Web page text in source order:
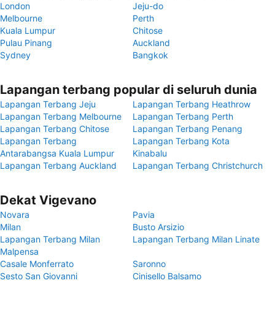
London
Jeju-do
Melbourne
Perth
Kuala Lumpur
Chitose
Pulau Pinang
Auckland
Sydney
Bangkok
Lapangan terbang popular di seluruh dunia
Lapangan Terbang Jeju
Lapangan Terbang Heathrow
Lapangan Terbang Melbourne
Lapangan Terbang Perth
Lapangan Terbang Chitose
Lapangan Terbang Penang
Lapangan Terbang
Antarabangsa Kuala Lumpur
Lapangan Terbang Kota
Kinabalu
Lapangan Terbang Auckland
Lapangan Terbang Christchurch
Dekat Vigevano
Novara
Pavia
Milan
Busto Arsizio
Lapangan Terbang Milan
Malpensa
Lapangan Terbang Milan Linate
Casale Monferrato
Saronno
Sesto San Giovanni
Cinisello Balsamo